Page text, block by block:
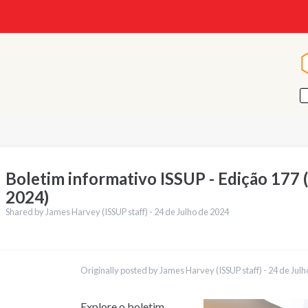
Boletim informativo ISSUP - Edição 177
2024)
Shared by James Harvey (ISSUP staff) - 24 de Julho de 2024
Originally posted by James Harvey (ISSUP staff) - 24 de